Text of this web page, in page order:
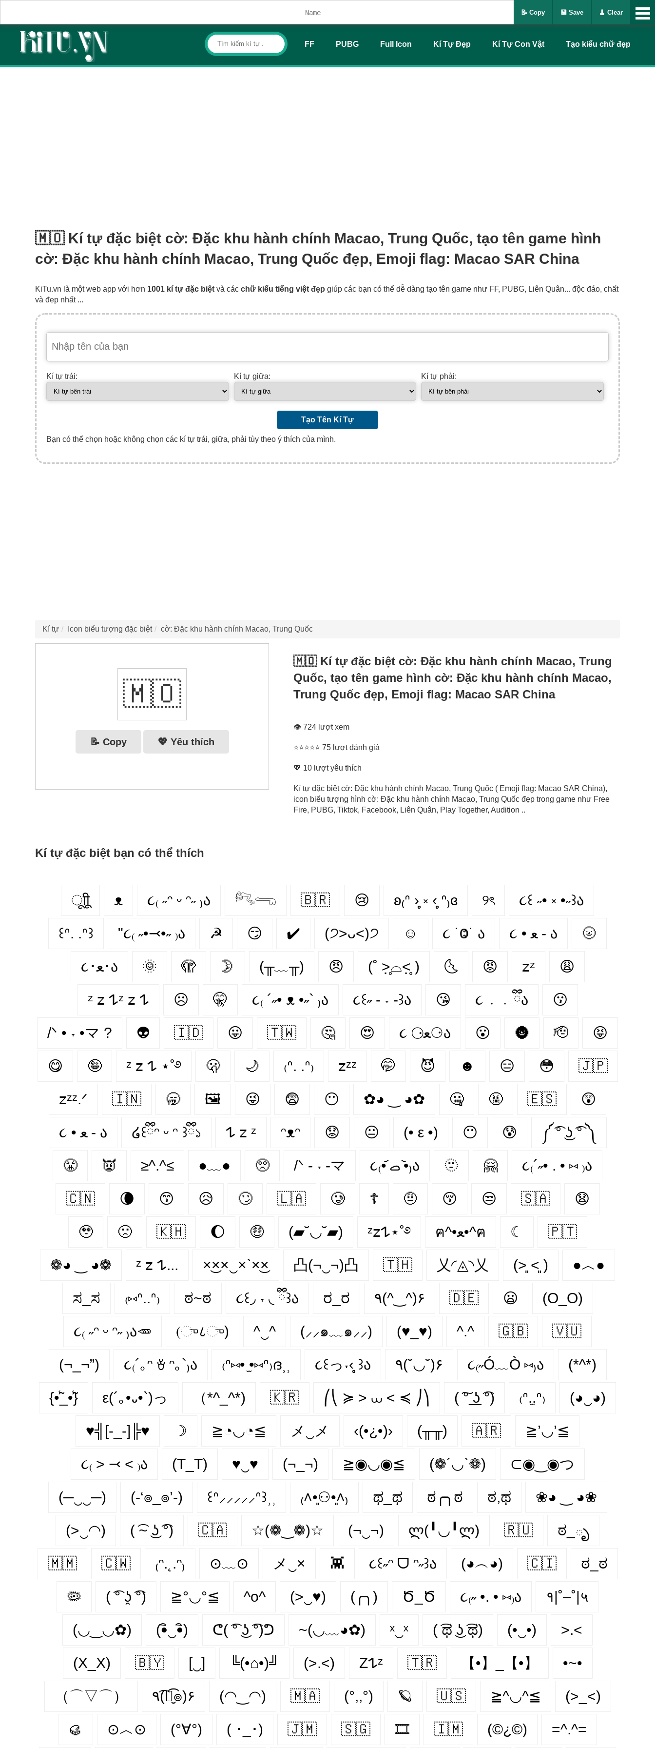
FF PUBG Full Icon Kí Tự Đẹp Kí Tự Con Vật Tạo kiểu chữ đẹp
🇲🇴 Kí tự đặc biệt cờ: Đặc khu hành chính Macao, Trung Quốc, tạo tên game hình
cờ: Đặc khu hành chính Macao, Trung Quốc đẹp, Emoji flag: Macao SAR China
KiTu.vn là một web app với hơn 1001 kí tự đặc biệt và các chữ kiểu tiếng việt đẹp giúp các bạn có thể dễ dàng tạo tên game như FF, PUBG, Liên Quân... độc đáo, chất
và đẹp nhất ...
Kí tự trái: Kí tự giữa: Kí tự phải:
Tạo Tên Kí Tự
Bạn có thể chọn hoặc không chọn các kí tự trái, giữa, phải tùy theo ý thích của mình.
Kí tự Icon biểu tượng đặc biệt cờ: Đặc khu hành chính Macao, Trung Quốc
🇲🇴
📝 Copy 💖 Yêu thích
🇲🇴 Kí tự đặc biệt cờ: Đặc khu hành chính Macao, Trung
Quốc, tạo tên game hình cờ: Đặc khu hành chính Macao,
Trung Quốc đẹp, Emoji flag: Macao SAR China
👁 724 lượt xem
⭐⭐⭐⭐⭐ 75 lượt đánh giá
💖 10 lượt yêu thích
Kí tự đặc biệt cờ: Đặc khu hành chính Macao, Trung Quốc ( Emoji flag: Macao SAR China),
icon biểu tượng hình cờ: Đặc khu hành chính Macao, Trung Quốc đẹp trong game như Free
Fire, PUBG, Tiktok, Facebook, Liên Quân, Play Together, Audition ..
Kí tự đặc biệt bạn có thể thích
ूाीू ᴥ ૮₍ ˶ᵔ ᵕ ᵔ˶ ₎ა 𓀐𓂸 🇧🇷 😢 ʚ₍ᐢ ›̥̥̥ ༝ ‹̥̥̥ ᐢ₎ɞ ୨ৎ ૮꒰ ˶• ༝ •˶꒱ა
꒰ᐢ. .ᐢ꒱ "૮₍ ˶•⤙•˶ ₎ა ☭ 😏 ✔️ (੭˃ᴗ˂)੭ ☺ ૮ ˙Ⱉ˙ ა ૮ • ﻌ - ა 🌝
૮･ﻌ･ა 🌞 🫣 🌛 (╥﹏╥) 😠 (˚ ˃̣̣̥⌓˂̣̣̥ ) 🌜 😡 𝗓ᶻ 😩
ᶻ 𝗓 𐰁ᶻ 𝗓 𐰁 ☹ 🤫 ૮₍ ´˶• ᴥ •˶` ₎ა ૮꒰˶ - ˕ -꒱ა 😘 ૮ ․ ․ ྀིა 😗
/ᐠ • ˕ •マ ? 👽 🇮🇩 😛 🇹🇼 🤔 😍 ૮ ⚆ﻌ⚆ა 😮 🌚 🫡 😝
😋 🤪 ᶻ 𝗓 𐰁 ⋆˚࿔ 🫢 🌙 ₍ᐢ. .ᐢ₎ 𝗓ᶻᶻ 🤭 😈 ☻ 😑 😳 🇯🇵
𝗓ᶻᶻ.ᐟ 🇮🇳 🥱 🖼 😜 😨 😶‍ ✿◕ ‿ ◕✿ 🤐 🤬 🇪🇸 😲
૮ • ﻌ - ა⁩ ໒꒰ྀིᵔ ᵕ ᵔ ꒱ྀི১ 𐰁 𝗓 ᶻ ᵔᴥᵔ 😟 😐 (• ε •) 😶 😰 ༼ ͡° ͜ʖ ͡° ༽
😤 👿 ≥^.^≤ ●﹏● 🥺 /ᐠ - ˕ -マ ૮₍•᷄ ࡇ •᷅₎ა 🫥 🤗 ૮₍´˶• . • ⑅ ₎ა
🇨🇳 🌘 😙 😥 🙄 🇱🇦 🥲 ☦ 🤨 😚 😒 🇸🇦 😧
🥹 🙁 🇰🇭 🌔 🤑 (▰˘◡˘▰) ᶻ𝗓𐰁⋆˚࿔ ฅ^•ﻌ•^ฅ ☾ 🇵🇹
❁◕ ‿ ◕❁ ᶻ 𝗓 𐰁... ×͜××‿×`×͜× 凸(¬‿¬)凸 🇹🇭 乂◜◬◝乂 (˃͈ ˂͈ ) ●︿●
ಸ_ಸ ₍⑅ᐢ..ᐢ₎ ಠ~ಠ ૮꒰◞ ˕ ◟ ྀི꒱ა ರ_ರ ٩(^‿^)۶ 🇩🇪 😦 (O_O)
૮₍ ˶ᵔ ᵕ ᵔ˶ ₎ა🥕 (ு८ு) ^‿^ (⸝⸝๑﹏๑⸝⸝) (♥_♥) ^.^ 🇬🇧 🇻🇺
(¬_¬”) ૮₍´｡ᵔ ꈊ ᵔ｡`₎ა ₍ᐢ⑅• ̫•⑅ᐢ₎ദ⸒⸒ ૮꒰っ˕‹̥̥̥ ꒱ა ٩(˘◡˘)۶ ૮₍˶Ó﹏Ò ⑅₎ა (*^*)
{•̃̾_•̃̾} ε(´｡•᎑•`)っ （*^_^*) 🇰🇷 ⎛⎝ ≽ > ⩊ < ≼ ⎠⎞ ( ͠° ͟ʖ ͡°) ₍ᐢ.̫.ᐢ₎ (◕‿◕)
♥╣[-_-]╠♥ ☽ ≧◔◡◔≦ メ‿メ ‹(•¿•)› (╥╥) 🇦🇷 ≧’◡’≦
૮₍ ˃ ⤙ ˂ ₎ა (T_T) ♥‿♥ (¬_¬) ≧◉◡◉≦ (❁´◡`❁) ⊂◉‿◉つ
(─‿‿─) (-‘๏_๏’-) ꒰ᐢ⸝⸝⸝⸝⸝ᐢ꒱⸒⸒ ₍˄•͈⚇•͈˄₎ ಥ_ಥ ಠ╭╮ಠ ಠ,ಥ ❀◕ ‿ ◕❀
(>‿◠) ( ͡~ ͜ʖ ͡°) 🇨🇦 ☆(❁‿❁)☆ (¬‿¬) ლ(╹◡╹ლ) 🇷🇺 ಠ_ృ
🇲🇲 🇨🇼 ₍ᵔ.˛.ᵔ₎ ⊙﹏⊙ メ‿× 👾 ૮꒰˶ᵔ ᗜ ᵔ˶꒱ა (◕︵◕) 🇨🇮 ಠ_ಠ
🦠 ( ͡° ʖ̯ ͡°) ≧°◡°≦ ^o^ (>‿♥) (╭╮) Ծ_Ծ ૮₍˶ •. • ⑅₎ა १|˚–˚|५
(◡‿◡✿) (•ิ‿•ิ) ᕦ( ͡° ͜ʖ ͡°)ᕤ ~(◡﹏◕✿) ˣ‿ˣ ( ͡ಥ ͜ʖ ͡ಥ) (•‿•) >.<
(X_X) 🇧🇾 [‿] ╚(•⌂•)╝ (>.<) Z𐰁ᶻ 🇹🇷 【•】_【•】 •~•
（⌒▽⌒） ٩(͡๏̮͡๏)۶ (◠‿◠) 🇲🇦 (°,,°) 🪐 🇺🇸 ≧^◡^≦ (>_<)
🥮 ⊙︿⊙ (°∀°) ( ･_･) 🇯🇲 🇸🇬 🎞 🇮🇲 (©¿©) =^.^=
📝 Copy 💾 Save 🧹 Clear